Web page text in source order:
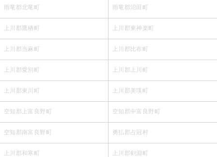
雨竜郡北竜町 雨竜郡沼田町
上川郡鷹栖町 上川郡東神楽町
上川郡当麻町 上川郡比布町
上川郡愛別町 上川郡上川町
上川郡東川町 上川郡美瑛町
空知郡上富良野町 空知郡中富良野町
空知郡南富良野町 勇払郡占冠村
上川郡和寒町 上川郡剣淵町